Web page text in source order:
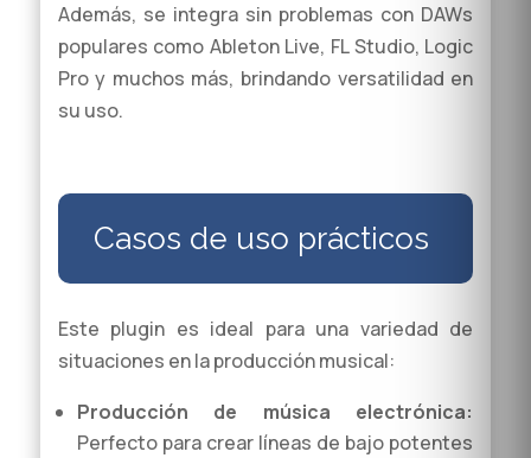
Además, se integra sin problemas con DAWs
populares como Ableton Live, FL Studio, Logic
Pro y muchos más, brindando versatilidad en
su uso.
Casos de uso prácticos
Este plugin es ideal para una variedad de
situaciones en la producción musical:
Producción de música electrónica:
Perfecto para crear líneas de bajo potentes